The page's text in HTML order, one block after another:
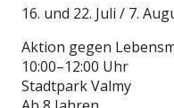
16. und 22. Juli / 7.
Aktion gegen
10:00–12:00 Uhr
Stadtpark Valmy